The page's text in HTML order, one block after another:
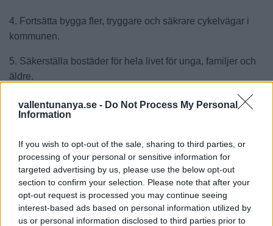
vallentunanya.se - Do Not Process My Personal
Information
If you wish to opt-out of the sale, sharing to third parties, or
processing of your personal or sensitive information for
targeted advertising by us, please use the below opt-out
section to confirm your selection. Please note that after your
opt-out request is processed you may continue seeing
interest-based ads based on personal information utilized by
us or personal information disclosed to third parties prior to
4. Fortsätta bygga fler, tryggare och säkrare cykelvägar i
kommunen.
5. Säkerställa bostäder för hela livet för unga, familjer och
äldre.
LÄS SENASTE E-TIDNINGEN